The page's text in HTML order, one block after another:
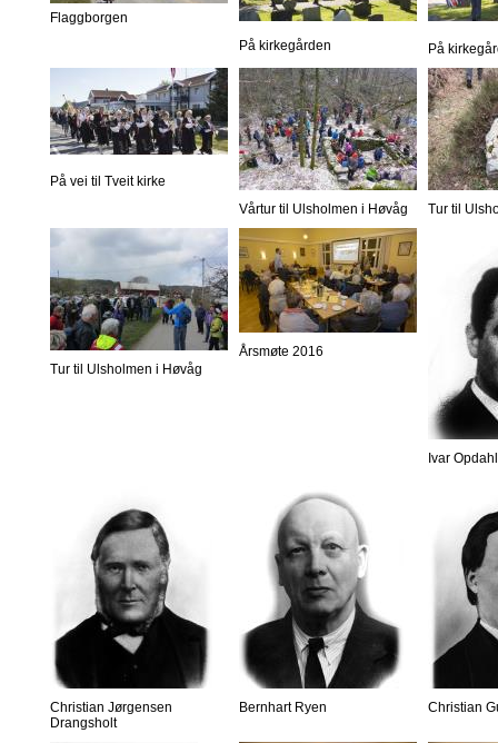
Flaggborgen
På kirkegården
På
På vei til Tveit kirke
Vårtur til Ulsholmen i Høvåg
Tur til
Tur til Ulsholmen i Høvåg
Årsmøte 2016
Ivar Opdahl
Christian Jørgensen
Drangsholt
Bernhart Ryen Christian